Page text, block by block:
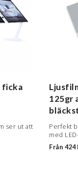
ficka
ser ut att
125gr
Perfekt
med
Från 424